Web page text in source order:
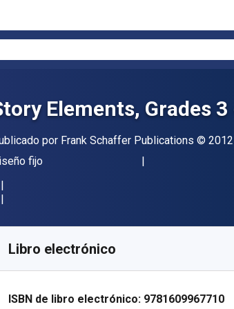
Elements, Grades 3
por Frank Schaffer Publications © 2012
fijo
de referencia:
Libro electrónico
ISBN de libro electrónico: 9781609967710